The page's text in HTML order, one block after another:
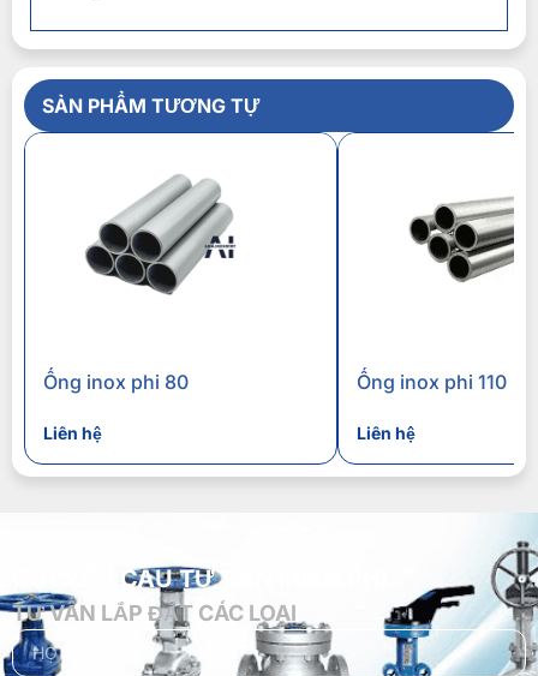
SẢN PHẨM TƯƠNG TỰ
Ống inox phi 80
Liên hệ
Ống inox phi 110
Liên hệ
GỬI YÊU CẦU TƯ VẤN MIỄN PHÍ
TƯ VẤN LẮP ĐẶT CÁC LOẠI